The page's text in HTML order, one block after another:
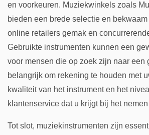
en voorkeuren. Muziekwinkels zoals
bieden een brede selectie en bekwaam
online retailers gemak en
Gebruikte instrumenten kunnen een
voor mensen die op zoek zijn naar een
belangrijk om rekening te houden met
kwaliteit van het instrument en het
klantenservice dat u krijgt bij het
Tot slot, muziekinstrumenten zijn